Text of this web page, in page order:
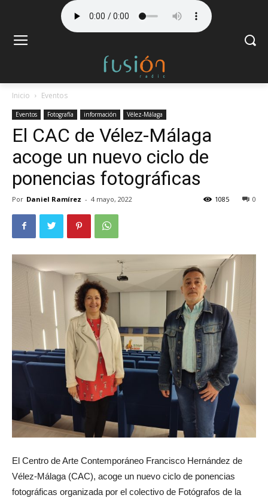
Inicio Eventos
Eventos Fotografía información Vélez-Málaga
El CAC de Vélez-Málaga
acoge un nuevo ciclo de
ponencias fotográficas
Por Daniel Ramírez - 4 mayo, 2022 0
1085
El Centro de Arte Contemporáneo Francisco Hernández de
Vélez-Málaga (CAC), acoge un nuevo ciclo de ponencias
fotográficas organizada por el colectivo de Fotógrafos de la